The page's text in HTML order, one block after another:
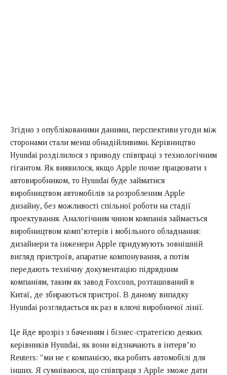
Згідно з опублікованими даними, перспективи угоди між
сторонами стали менш обнадійливими. Керівництво
Hyundai розділилося з приводу співпраці з технологічним
гігантом. Як виявилося, якщо Apple почне працювати з
автовиробником, то Hyundai буде займатися
виробництвом автомобілів за розробленим Apple
дизайну, без можливості спільної роботи на стадії
проектування. Аналогічним чином компанія займається
виробництвом комп’ютерів і мобільного обладнання:
дизайнери та інженери Apple придумують зовнішній
вигляд пристроїв, апаратне компонування, а потім
передають технічну документацію підрядним
компаніям, таким як завод Foxconn, розташований в
Китаї, де збираються пристрої. В даному випадку
Hyundai розглядається як раз в ключі виробничої лінії.
Це йде врозріз з баченням і бізнес-стратегією деяких
керівників Hyundai, як вони відзначають в інтерв’ю
Reuters: "ми не є компанією, яка робить автомобілі для
інших. Я сумніваюся, що співпраця з Apple зможе дати